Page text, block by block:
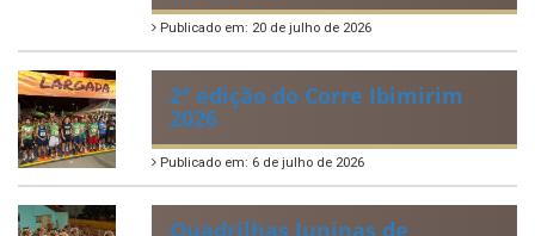
Publicado em: 20 de julho de 2026
2ª edição do Corre Ibimirim
2026
Publicado em: 6 de julho de 2026